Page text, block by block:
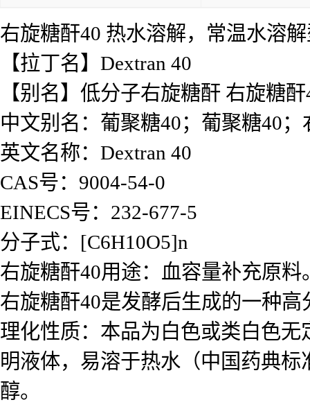
右旋糖酐40 热水溶解，常温水溶
【拉丁名】Dextran 40
【别名】低分子右旋糖酐 右旋糖酐
中文别名：葡聚糖40；葡聚糖40；
英文名称：Dextran 40
CAS号：9004-54-0
EINECS号：232-677-5
分子式：[C6H10O5]n
右旋糖酐40用途：血容量补充原料
右旋糖酐40是发酵后生成的一种
理化性质：本品为白色或类白色
明液体，易溶于热水（中国药典
醇。